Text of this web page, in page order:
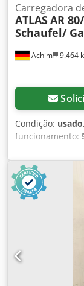
Achim 9.464
Carregadora
ATLASAR
Schaufel/
Condição: usado
funcionamento:
Equipamento: *
motor: 53,5 kW
Rfbzs Ai Aef *
Outros dados: *
na Alemanha *
operacional:
erro no sistema
para
cruzamento de
dispõe